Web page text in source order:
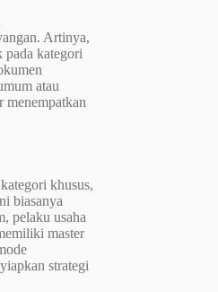
Artinya,
pada kategori
atau
menempatkan
khusus,
biasanya
pelaku usaha
master
strategi